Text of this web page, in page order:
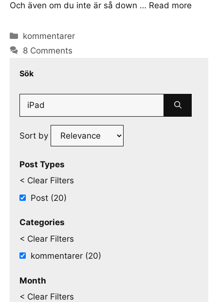
Och även om du inte är så down … Read more
Categories
kommentarer
8 Comments
Sök
Search
Sort by
Post Types
< Clear Filters
Post (20)
Categories
< Clear Filters
kommentarer (20)
Month
< Clear Filters